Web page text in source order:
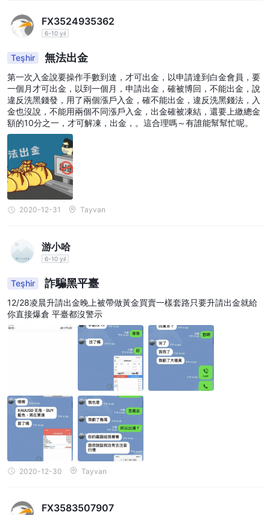
FX3524935362
6-10 yıl
Teşhir 無法出金
第一次入金說要操作手數到達，才可出金，以申請達到白金會員，要
一個月才可出金，以到一個月，申請出金，確被博回，不能出金，說
違反洗黑錢發，用了兩個漲戶入金，確不能出金，違反洗黑錢法，入
金也沒說，不能用兩個不同漲戶入金，出金確被凍結，還要上繳總金
額的10分之一，才可解凍，出金，。這合理嗎～有誰能幫幫忙呢。
2020-12-31 Tayvan
游小哈
6-10 yıl
Teşhir 詐騙黑平臺
12/28凌晨升請出金晚上被帶做黃金買賣一樣套路只要升請出金就給
你直接爆倉 平臺都沒警示
2020-12-30 Tayvan
FX3583507907